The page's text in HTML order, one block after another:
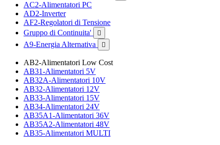
AC2-Alimentatori PC
AD2-Inverter
AF2-Regolatori di Tensione
Gruppo di Continuita'

A9-Energia Alternativa 
AB2-Alimentatori Low Cost
AB31-Alimentatori 5V
AB32A-Alimentatori 10V
AB32-Alimentatori 12V
AB33-Alimentatori 15V
AB34-Alimentatori 24V
AB35A1-Alimentatori 36V
AB35A2-Alimentatori 48V
AB35-Alimentatori MULTI